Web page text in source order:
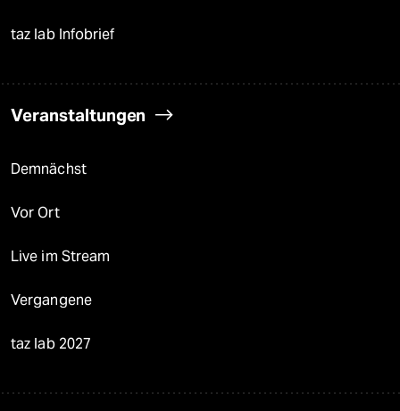
taz lab Infobrief
Veranstaltungen
Demnächst
Vor Ort
Live im Stream
Vergangene
taz lab 2027